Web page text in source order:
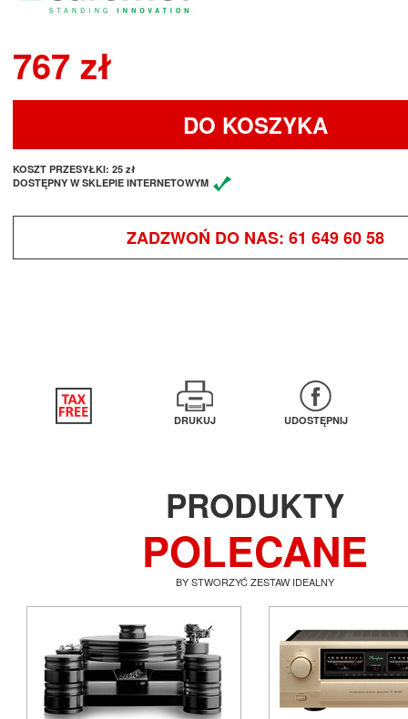
767 zł
DO KOSZYKA
KOSZT PRZESYŁKI: 25 zł
DOSTĘPNY W SKLEPIE INTERNETOWYM
ZADZWOŃ DO NAS: 61 649 60 58
DRUKUJ UDOSTĘPNIJ
PRODUKTY
POLECANE
BY STWORZYĆ ZESTAW IDEALNY